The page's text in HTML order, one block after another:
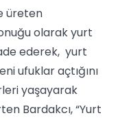
üreten
olarak yurt
ederek, yurt
ufuklar açtığını
yaşayarak
Bardakcı, “Yurt